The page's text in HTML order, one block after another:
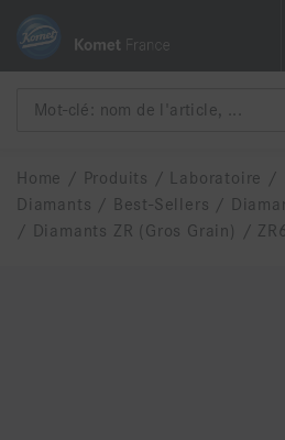
Home / Produits / Laboratoire /
Diamants / Best-Sellers /
/
Diamants ZR (gros Grain) /